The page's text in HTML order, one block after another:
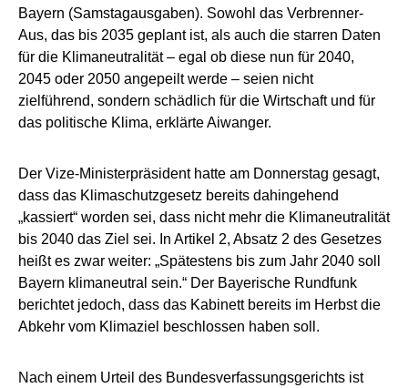
Bayern (Samstagausgaben). Sowohl das Verbrenner-
Aus, das bis 2035 geplant ist, als auch die starren Daten
für die Klimaneutralität – egal ob diese nun für 2040,
2045 oder 2050 angepeilt werde – seien nicht
zielführend, sondern schädlich für die Wirtschaft und für
das politische Klima, erklärte Aiwanger.
Der Vize-Ministerpräsident hatte am Donnerstag gesagt,
dass das Klimaschutzgesetz bereits dahingehend
„kassiert“ worden sei, dass nicht mehr die Klimaneutralität
bis 2040 das Ziel sei. In Artikel 2, Absatz 2 des Gesetzes
heißt es zwar weiter: „Spätestens bis zum Jahr 2040 soll
Bayern klimaneutral sein.“ Der Bayerische Rundfunk
berichtet jedoch, dass das Kabinett bereits im Herbst die
Abkehr vom Klimaziel beschlossen haben soll.
Nach einem Urteil des Bundesverfassungsgerichts ist